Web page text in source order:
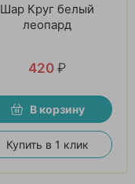
Шар Круг белый
леопард
420 ₽
В корзину
Купить в 1 клик